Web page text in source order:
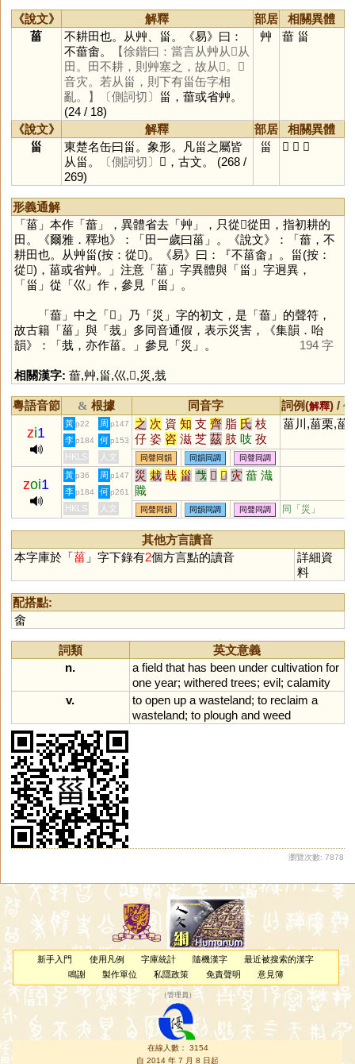
《說文》 解釋 部居
相關異體
菑
不耕田也。从艸、甾。《易》曰：
不葘畬。
【徐鍇曰：當言从艸从𡿧从
田。田不耕，則艸塞之，故从𡿧。𡿧
音灾。若从甾，則下有甾缶字相
亂。】
〔側詞切〕
甾，葘或省艸。
(24 / 18)
艸 葘 甾
《說文》 解釋 部居
相關異體
甾
東楚名缶曰甾。象形。凡甾之屬皆
从甾。
〔側詞切〕 𠙾，古文。 (268 /
269)
甾 𠙹 𠚋 𠙾
形義通解
「菑」本作「葘」，異體省去「艸 」，只從𡿧從田，指初耕的
田。《爾雅．釋地》：「田一歲曰菑」。《說文》：「葘，不
耕田也。从艸甾(按：從𡿧)。《易》曰：『不菑畬』。甾(按：
從𡿧)，菑或省艸。」注意「菑」字異體與「甾 」字迥異，
「甾 」從「巛 」作，參見「甾 」。
「葘」中之「𡿧 」乃「災 」字的初文，是「葘」的聲符，
故古籍「菑」與「烖」多同音通假，表示災害，《集韻．咍
韻》：「烖，亦作菑。」參見「災 」。 194 字
相關漢字: 葘,艸,甾,巛,𡿧,災,烖
粵語音節 & 根據 同音字 詞例(解釋) /
zi1
黃 p22 周 p147 之 次 資 知 支 齊 脂 氏 枝
仔 姿 咨 滋 芝 茲 肢 吱 孜
觜 恣 訾 輜 淄 齎 貲 蜘 祗
梔 鯔 砥 泜 髭 緇 齜 孳 榰
甾 鎡 鼒 錙 呲 嵫 卮 孖 觶
㞢 葘 䊷 𢆶 栺 秖 栥 疧 疻 齍
鮨 鳷 鄑 搘 椥 偨 袛 胑 粢
胾 澬 汥 崰 璾 椔 蒫 紎 秪
秶 臸 鈭 鶅 衼 諮 趑 胝 玆
菑川,菑栗,菑
李 p184 何 p153
HKLS 人文 同聲同韻 同韻同調 同聲同調
zoi1
黃 p36 周 p147 災 栽 哉 甾 𢦏 𡿧 𢦔 灾 葘 渽
賳
李 p184 何 p261
HKLS 人文 同聲同韻 同韻同調 同聲同調 同「 災 」
其他方言讀音
本字庫於「菑」字下錄有2個方言點的讀音
詳細資
料
配搭點:
畬
詞類
英文意義
n.
a field that has been under cultivation for
one year; withered trees; evil; calamity
v.
to open up a wasteland; to reclaim a
wasteland; to plough and weed
瀏覽次數: 7878
新手入門 使用凡例 字庫統計 隨機漢字
最近被搜索的漢字
鳴謝
製作單位 私隱政策 免責聲明 意見簿
（管理員 ）
在線人數： 3154
自 2014 年 7 月 8 日起